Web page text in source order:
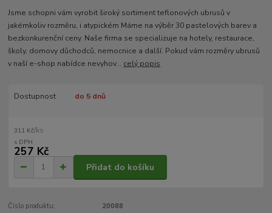
Jsme schopni vám vyrobit široký sortiment teflonových ubrusů v
jakémkoliv rozměru, i atypickém Máme na výběr 30 pastelových barev a
bezkonkurenční ceny. Naše firma se specializuje na hotely, restaurace,
školy, domovy důchodců, nemocnice a další. Pokud vám rozměry ubrusů
v naší e-shop nabídce nevyhov... celý popis
Dostupnost do 5 dnů
311 Kč/ks
257 Kč
Přidat do košíku
Číslo produktu: 20088